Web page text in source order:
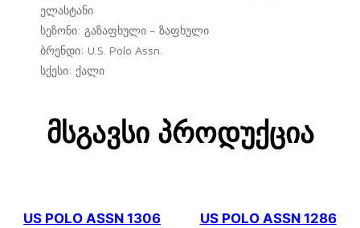
ელასტანი
სეზონი: გაზაფხული – ზაფხული
ბრენდი: U.S. Polo Assn.
სქესი: ქალი
Მსგავსი Პროდუქცია
US POLO ASSN 1306
US POLO ASSN 1286